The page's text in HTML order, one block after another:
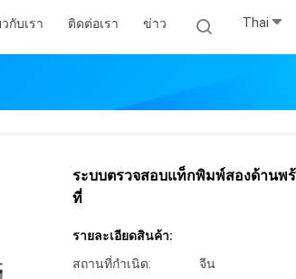
วกับเรา ติดต่อเรา ข่าว Thai
ระบบตรวจสอบแท็กพิมพ์สองด้านพ
ที่
รายละเอียดสินค้า:
สถานที่กำเนิด:
จีน